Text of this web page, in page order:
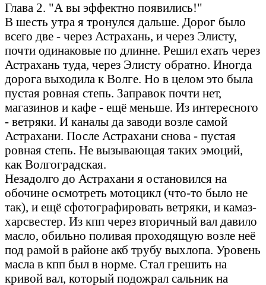
Глава 2. "А вы эффектно появились!"
В шесть утра я тронулся дальше. Дорог было
всего две - через Астрахань, и через Элисту,
почти одинаковые по длинне. Решил ехать через
Астрахань туда, через Элисту обратно. Иногда
дорога выходила к Волге. Но в целом это была
пустая ровная степь. Заправок почти нет,
магазинов и кафе - ещё меньше. Из интересного
- ветряки. И каналы да заводи возле самой
Астрахани. После Астрахани снова - пустая
ровная степь. Не вызывающая таких эмоций,
как Волгоградская.
Незадолго до Астрахани я остановился на
обочине осмотреть мотоцикл (что-то было не
так), и ещё сфотографировать ветряки, и камаз-
харсвестер. Из кпп через вторичный вал давило
масло, обильно поливая проходящую возле неё
под рамой в районе акб трубу выхлопа. Уровень
масла в кпп был в норме. Стал грешить на
кривой вал, который подожрал сальник на